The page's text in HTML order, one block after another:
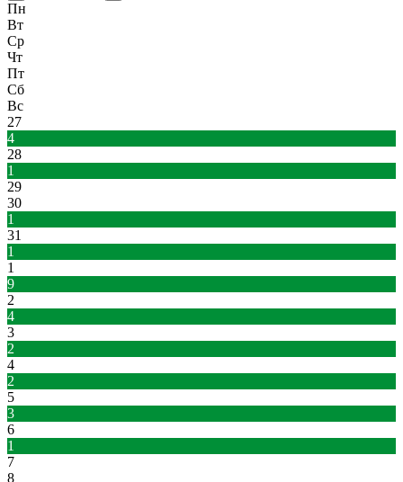
Пн
Вт
Ср
Чт
Пт
Сб
Вс
27
4
28
1
29
30
1
31
1
1
9
2
4
3
2
4
2
5
3
6
1
7
8